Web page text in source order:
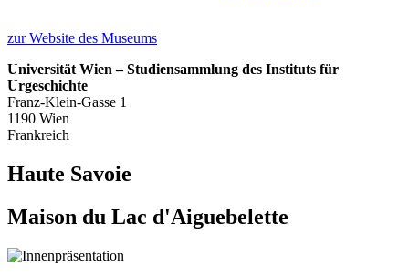
zur Website des Museums
Universität Wien – Studiensammlung des Instituts für
Urgeschichte
Franz-Klein-Gasse 1
1190 Wien
Frankreich
Haute Savoie
Maison du Lac d'Aiguebelette